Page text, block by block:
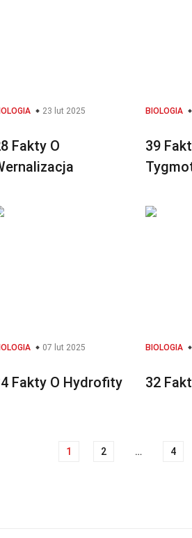
23 lut 2025
Fakty O
BIOLOGIA
39
07 lut 2025
Fakty O Hydrofity
BIOLOGIA
32
1 2 … 4